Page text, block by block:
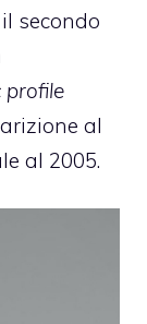
secondo
profile
al
al 2005.